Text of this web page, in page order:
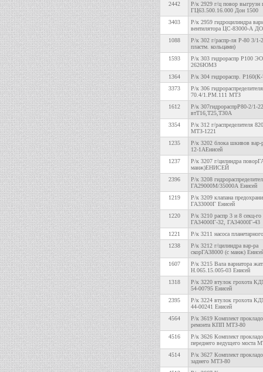
2442
Р/к 2929 г/ц повор выгрузн
ГЦ63.500.16.000 Дон 1500
3403
Р/к 2959 гидроцилиндра
вентилятора ЦС-83000-А
1088
Р/к 302 г/распр-ля Р-80 3/1-
пластм. кольцами)
1593
Р/к 303 гидрораспр Р100
2626ЮМЗ
1364
Р/к 304 гидрораспр.
3373
Р/к 306
70.4/1.РМ.111 МТЗ
1612
Р/к 307гидрораспрР80-2/1-
втТ16,Т25,Т30А
3354
Р/к 312 г/распределителя
МТЗ-1221
1235
Р/к 3202 блока шкивов вар-
12-1АЕнисей
1237
Р/к 3207 г/цилиндра
манж)ЕНИСЕЙ
2396
Р/к 3208
ГА29000М/35000А Енисей
1219
Р/к 3209 клапана
ГА33000Г Енисей
1220
Р/к 3210 распр 3 и 8 секц-го
ГА34000Г-32, ГА34000Г-43
1221
Р/к 3211 насоса
1238
Р/к 3212 г/цилиндра вар-ра
скорГА38000 (с манж)
1607
Р/к 3215 Вала вариатора
Н.065.15.005-03 Енисей
1318
Р/к 3220 втулок грохота
54-00795 Енисей
2395
Р/к 3224 втулок грохота
44-00241 Енисей
4564
Р/к 3619 Комплект
ремонта КПП МТЗ-80
4516
Р/к 3626 Комплект
переднего ведущего моста
4514
Р/к 3627 Комплект
заднего МТЗ-80